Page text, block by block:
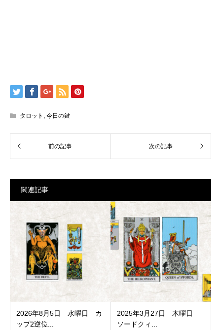
タロット , 今日の鍵
関連記事
2026年8月5日 水曜日 カ
ップ2逆位...
2025年3月27日 木曜日
ソードクィ...